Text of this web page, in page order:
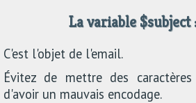
La variable $subject
C'est l'objet de l'email.
Évitez de mettre des
d'avoir un mauvais encodage.